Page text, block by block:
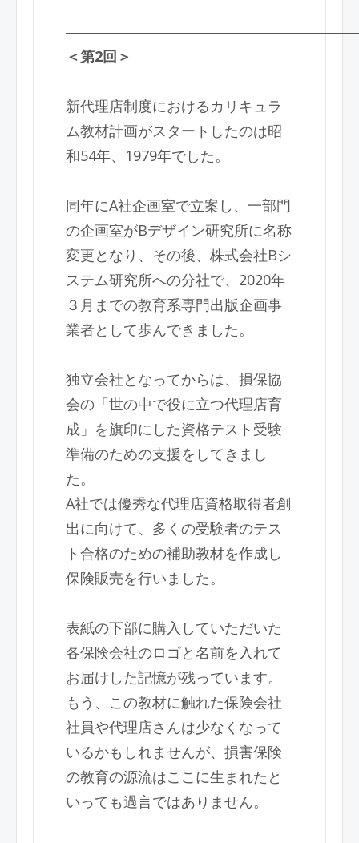
＜第2回＞
新代理店制度におけるカリキュラ
ム教材計画がスタートしたのは昭
和54年、 1979年でした。
同年にA社企画室で立案し、一部門
の企画室がBデザイン研究所に名称
変更となり、その後、株式会社Bシ
ステム研究所への分社で、 2020年
３月までの教育系専門出版企画事
業者として歩んできました。
独立会社となってからは、損保協
会の「世の中で役に立つ代理店育
成」を旗印にした資格テスト受験
準備のための支援をしてきまし
た。
A社では優秀な代理店資格取得者創
出に向けて、多くの受験者のテス
ト合格のための補助教材を作成し
保険販売を行いました。
表紙の下部に購入していただいた
各保険会社のロゴと名前を入れて
お届けした記憶が残っています。
もう、この教材に触れた保険会社
社員や代理店さんは少なくなって
いるかもしれませんが、損害保険
の教育の源流はここに生まれたと
いっても過言ではありません。